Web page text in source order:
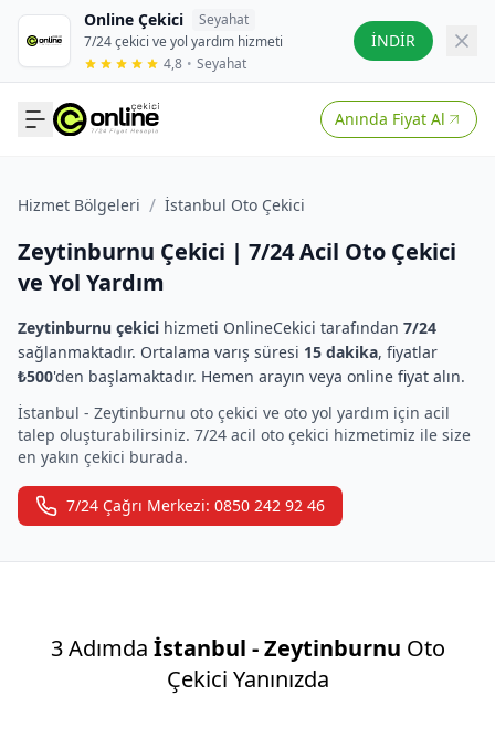
Online Çekici
Seyahat
7/24 çekici ve yol yardım hizmeti
4,8 • Seyahat
İNDİR
Anında Fiyat Al
Hizmet Bölgeleri / İstanbul Oto Çekici
Zeytinburnu Çekici | 7/24 Acil Oto Çekici
ve Yol Yardım
Zeytinburnu çekici hizmeti OnlineCekici tarafından 7/24
sağlanmaktadır. Ortalama varış süresi 15 dakika, fiyatlar
₺500'den başlamaktadır. Hemen arayın veya online fiyat alın.
İstanbul - Zeytinburnu oto çekici ve oto yol yardım için acil
talep oluşturabilirsiniz. 7/24 acil oto çekici hizmetimiz ile size
en yakın çekici burada.
7/24 Çağrı Merkezi: 0850 242 92 46
3 Adımda İstanbul - Zeytinburnu Oto
Çekici Yanınızda